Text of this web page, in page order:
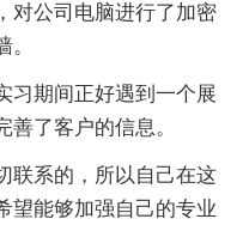
对公司电脑进行了加密
习期间正好遇到一个展
了客户的信息。
联系的，所以自己在这
望能够加强自己的专业